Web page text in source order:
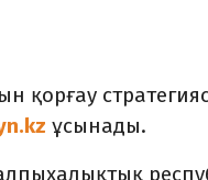
қорғау
ұсынады.